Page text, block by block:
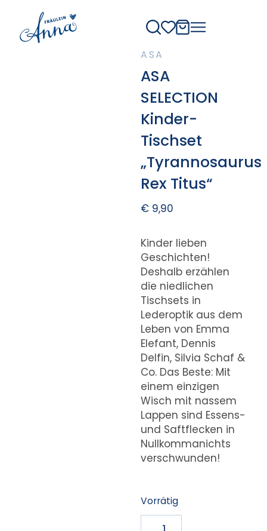
ASA
ASA
SELECTION
Kinder-
Tischset
„Tyrannosaurus
Rex Titus“
€9,90
Kinder lieben
Geschichten!
Deshalb erzählen
die niedlichen
Tischsets in
Lederoptik aus dem
Leben von Emma
Elefant, Dennis
Delfin, Silvia Schaf &
Co. Das Beste: Mit
einem einzigen
Wisch mit nassem
Lappen sind Essens-
und Saftflecken in
Nullkommanichts
verschwunden!
Vorrätig